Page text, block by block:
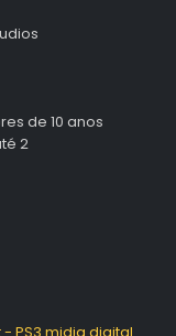
de 10 anos
2